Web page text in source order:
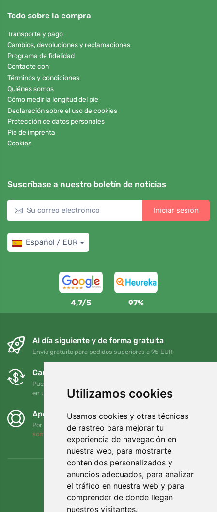
Utilizamos cookies
Usamos cookies y otras técnicas
de rastreo para mejorar tu
experiencia de navegación en
nuestra web, para mostrarte
contenidos personalizados y
anuncios adecuados, para analizar
el tráfico en nuestra web y para
comprender de donde llegan
nuestros visitantes.
Todo sobre la compra
Transporte y pago
Cambios, devoluciones y reclamaciones
Programa de fidelidad
Contacte con
Términos y condiciones
Quiénes somos
Cómo medir la longitud del pie
Declaración sobre el uso de cookies
Protección de datos personales
Pie de imprenta
Cookies
Suscríbase a nuestro boletín de noticias
Iniciar sesión
Español / EUR
4,7/5 97%
Al día siguiente y de forma gratuita
Envío gratuito para pedidos superiores a 95 EUR
Cambios y devoluciones gratuitos
Puede devolver o cambiar su pedido en cualquier momento
en un plazo de 90 días
Apoyamos a Trees.org
Por cada pedido plantamos un árbol. Leer más
somos